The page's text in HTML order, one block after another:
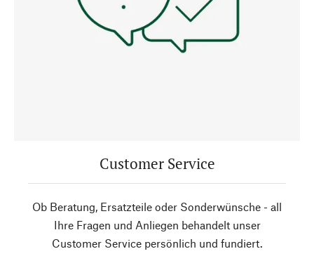
Customer Service
Ob Beratung, Ersatzteile oder Sonderwünsche - all
Ihre Fragen und Anliegen behandelt unser
Customer Service persönlich und fundiert.